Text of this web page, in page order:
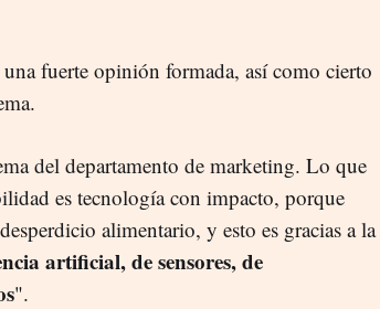
fuerte opinión formada, así como cierto
del departamento de marketing. Lo que
es tecnología con impacto, porque
alimentario, y esto es gracias a la
artificial, de sensores, de
".